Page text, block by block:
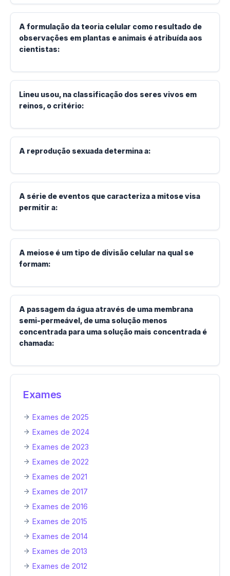
A formulação da teoria celular como resultado de
observações em plantas e animais é atribuída aos
cientistas:
Lineu usou, na classificação dos seres vivos em
reinos, o critério:
A reprodução sexuada determina a:
A série de eventos que caracteriza a mitose visa
permitir a:
A meiose é um tipo de divisão celular na qual se
formam:
A passagem da água através de uma membrana
semi-permeável, de uma solução menos
concentrada para uma solução mais concentrada é
chamada:
Exames
Exames de 2025
Exames de 2024
Exames de 2023
Exames de 2022
Exames de 2021
Exames de 2017
Exames de 2016
Exames de 2015
Exames de 2014
Exames de 2013
Exames de 2012